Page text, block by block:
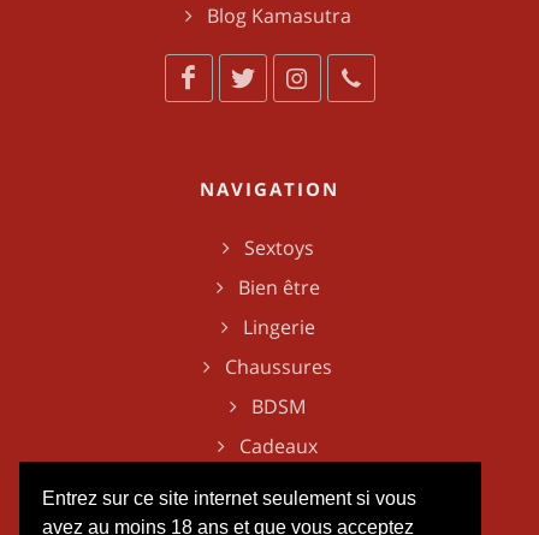
Entrez sur ce site internet seulement si vous
avez au moins 18 ans et que vous acceptez
Blog Kamasutra
NAVIGATION
Sextoys
Bien être
Lingerie
Chaussures
BDSM
Cadeaux